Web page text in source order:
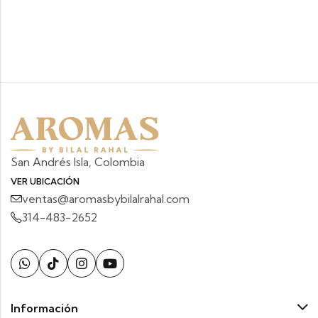
San Andrés Isla, Colombia
VER UBICACIÓN
ventas@aromasbybilalrahal.com
314-483-2652
Información